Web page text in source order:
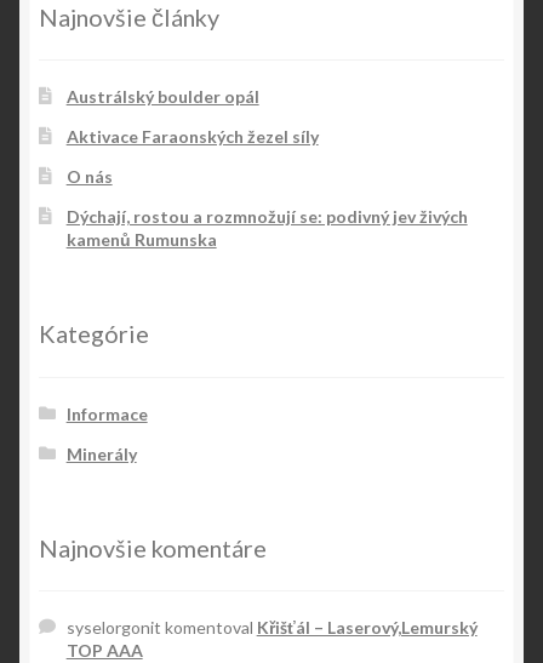
Najnovšie články
Austrálský boulder opál
Aktivace Faraonských žezel síly
O nás
Dýchají, rostou a rozmnožují se: podivný jev živých
kamenů Rumunska
Kategórie
Informace
Minerály
Najnovšie komentáre
syselorgonit komentoval Křišťál – Laserový,Lemurský
TOP AAA